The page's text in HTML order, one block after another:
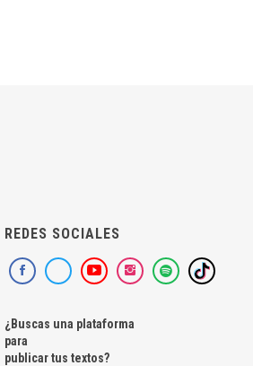
REDES SOCIALES
¿Buscas una plataforma
para
publicar tus textos?